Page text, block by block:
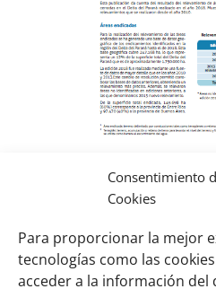
Consentimiento
Cookies
Para proporcionar la mejor
tecnologías como las
acceder a la información del
Áreas endicadas,
urbanizaciones en
Descargar